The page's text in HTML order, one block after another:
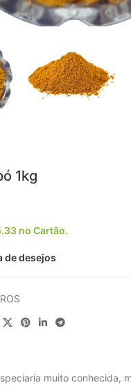
1kg
no Cartão.
de desejos
muito conhecida,